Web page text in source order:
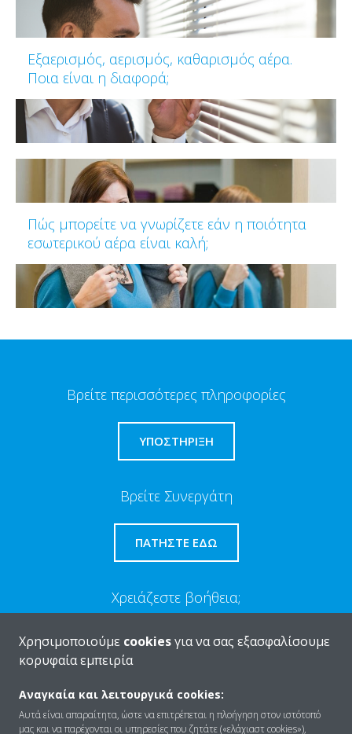
Εξαερισμός, αερισμός, καθαρισμός αέρα.
Ποια είναι η διαφορά;
Πώς μπορείτε να γνωρίζετε εάν η ποιότητα
εσωτερικού αέρα είναι καλή;
Βρείτε περισσότερες πληροφορίες
ΥΠΟΣΤΗΡΙΞΗ
Βρείτε Συνεργάτη
ΠΑΤΉΣΤΕ ΕΔΏ
Χρειάζεστε βοήθεια;
ΕΠΙΚΟΙΝΩΝΊΑ
Χρησιμοποιούμε cookiesγια να σας εξασφαλίσουμε
κορυφαία εμπειρία
Αναγκαία και λειτουργικά cookies:
Αυτά είναι απαραίτητα, ώστε να επιτρέπεται η πλοήγηση στον ιστότοπό
μας και να παρέχονται οι υπηρεσίες που ζητάτε («ελάχιαστ cookies»),